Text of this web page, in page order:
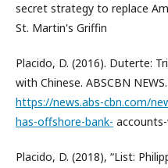
secret strategy to replace
St. Martin's Griffin
Placido, D. (2016). Duterte:
with Chinese. ABSCBN
https://news.abs-cbn.com/
has-offshore-bank-
Placido, D. (2018), “List: